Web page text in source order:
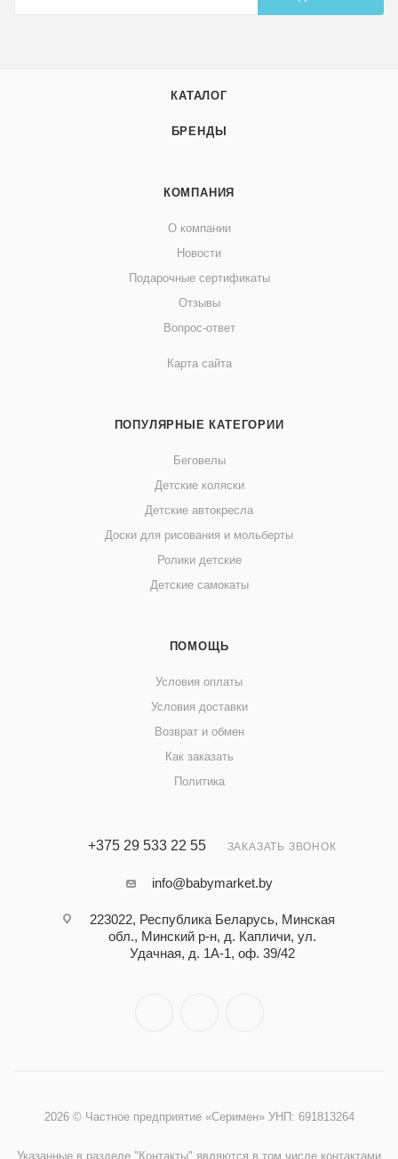
КАТАЛОГ
БРЕНДЫ
КОМПАНИЯ
О компании
Новости
Подарочные сертификаты
Отзывы
Вопрос-ответ
Карта сайта
ПОПУЛЯРНЫЕ КАТЕГОРИИ
Беговелы
Детские коляски
Детские автокресла
Доски для рисования и мольберты
Ролики детские
Детские самокаты
ПОМОЩЬ
Условия оплаты
Условия доставки
Возврат и обмен
Как заказать
Политика
+375 29 533 22 55 ЗАКАЗАТЬ ЗВОНОК
info@babymarket.by
223022, Республика Беларусь, Минская
обл., Минский р-н, д. Капличи, ул.
Удачная, д. 1А-1, оф. 39/42
2026 © Частное предприятие «Серимен» УНП: 691813264
Указанные в разделе "Контакты" являются в том числе контактами